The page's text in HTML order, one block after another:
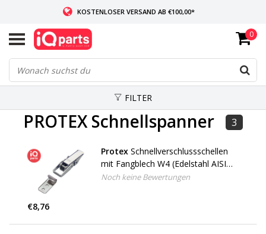
KOSTENLOSER VERSAND AB €100,00*
WENN AUF LAGER: VOR 14:00 UHR BESTELLT, VERSAND AM SELBEN TAG
WELTWEITE LIEFERUNG
0
FILTER
PROTEX Schnellspanner 3
Protex Schnellverschlussschellen
mit Fangblech W4 (Edelstahl AISI
304)
Noch keine Bewertungen
€8,76